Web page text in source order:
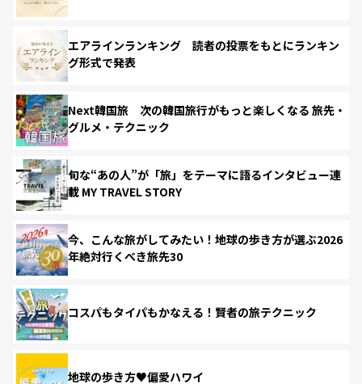
エアラインランキング 読者の投票をもとにランキン
グ形式で発表
Next韓国旅 次の韓国旅行がもっと楽しくなる 旅先・
グルメ・テクニック
旬な“あの人”が「旅」をテーマに語るインタビュー連
載 MY TRAVEL STORY
今、こんな旅がしてみたい！地球の歩き方が選ぶ2026
年絶対行くべき旅先30
コスパもタイパもかなえる！賢者の旅テクニック
地球の歩き方♥偏愛ハワイ